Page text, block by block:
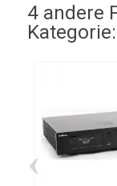
4 andere
Kategorie:
‹